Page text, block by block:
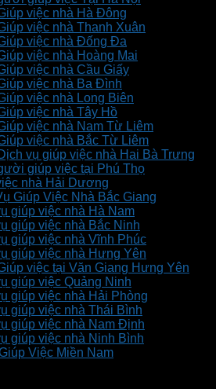
việc nhà Hà Đông
việc nhà Thanh Xuân
việc nhà Đống Đa
việc nhà Hoàng Mai
việc nhà Cầu Giấy
việc nhà Ba Đình
việc nhà Long Biên
việc nhà Tây Hồ
việc nhà Nam Từ Liêm
việc nhà Bắc Từ Liêm
vụ giúp việc nhà Hai Bà Trưng
giúp việc tại Phú Thọ
nhà Hải Dương
Giúp Việc Nhà Bắc Giang
giúp việc nhà Hà Nam
giúp việc nhà Bắc Ninh
giúp việc nhà Vĩnh Phúc
giúp việc nhà Hưng Yên
việc tại Văn Giang Hưng Yên
giúp việc Quảng Ninh
giúp việc nhà Hải Phòng
giúp việc nhà Thái Bình
giúp việc nhà Nam Định
giúp việc nhà Ninh Bình
Việc Miền Nam